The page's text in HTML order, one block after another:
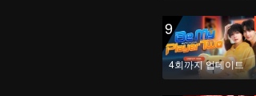
9
4회까지 업데이트